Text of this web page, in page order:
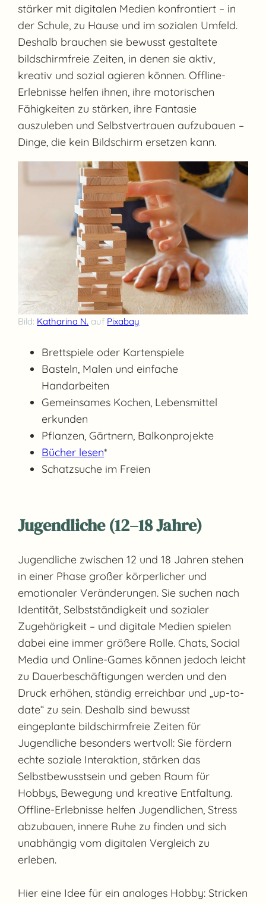
stärker mit digitalen Medien konfrontiert – in
der Schule, zu Hause und im sozialen Umfeld.
Deshalb brauchen sie bewusst gestaltete
bildschirmfreie Zeiten, in denen sie aktiv,
kreativ und sozial agieren können. Offline-
Erlebnisse helfen ihnen, ihre motorischen
Fähigkeiten zu stärken, ihre Fantasie
auszuleben und Selbstvertrauen aufzubauen –
Dinge, die kein Bildschirm ersetzen kann.
Bild: Katharina N. auf Pixabay
Brettspiele oder Kartenspiele
Basteln, Malen und einfache
Handarbeiten
Gemeinsames Kochen, Lebensmittel
erkunden
Pflanzen, Gärtnern, Balkonprojekte
Bücher lesen*
Schatzsuche im Freien
Jugendliche (12–18 Jahre)
Jugendliche zwischen 12 und 18 Jahren stehen
in einer Phase großer körperlicher und
emotionaler Veränderungen. Sie suchen nach
Identität, Selbstständigkeit und sozialer
Zugehörigkeit – und digitale Medien spielen
dabei eine immer größere Rolle. Chats, Social
Media und Online-Games können jedoch leicht
zu Dauerbeschäftigungen werden und den
Druck erhöhen, ständig erreichbar und „up-to-
date“ zu sein. Deshalb sind bewusst
eingeplante bildschirmfreie Zeiten für
Jugendliche besonders wertvoll: Sie fördern
echte soziale Interaktion, stärken das
Selbstbewusstsein und geben Raum für
Hobbys, Bewegung und kreative Entfaltung.
Offline-Erlebnisse helfen Jugendlichen, Stress
abzubauen, innere Ruhe zu finden und sich
unabhängig vom digitalen Vergleich zu
erleben.
Hier eine Idee für ein analoges Hobby: Stricken